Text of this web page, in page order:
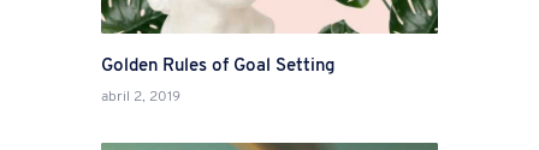
Golden Rules of Goal Setting
abril 2, 2019